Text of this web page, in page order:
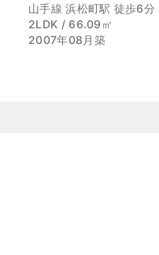
山手線 浜松町駅 徒歩6分
2LDK / 66.09㎡
2007年08月築